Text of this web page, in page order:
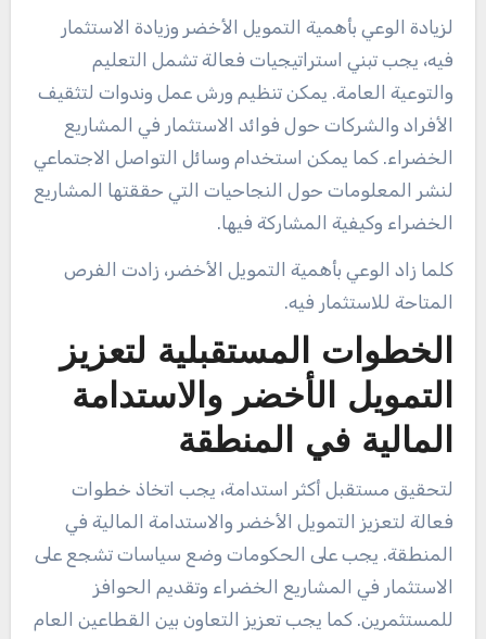
لزيادة الوعي بأهمية التمويل الأخضر وزيادة الاستثمار
فيه، يجب تبني استراتيجيات فعالة تشمل التعليم
والتوعية العامة. يمكن تنظيم ورش عمل وندوات لتثقيف
الأفراد والشركات حول فوائد الاستثمار في المشاريع
الخضراء. كما يمكن استخدام وسائل التواصل الاجتماعي
لنشر المعلومات حول النجاحيات التي حققتها المشاريع
الخضراء وكيفية المشاركة فيها.
كلما زاد الوعي بأهمية التمويل الأخضر، زادت الفرص
المتاحة للاستثمار فيه.
الخطوات المستقبلية لتعزيز
التمويل الأخضر والاستدامة
المالية في المنطقة
لتحقيق مستقبل أكثر استدامة، يجب اتخاذ خطوات
فعالة لتعزيز التمويل الأخضر والاستدامة المالية في
المنطقة. يجب على الحكومات وضع سياسات تشجع على
الاستثمار في المشاريع الخضراء وتقديم الحوافز
للمستثمرين. كما يجب تعزيز التعاون بين القطاعين العام